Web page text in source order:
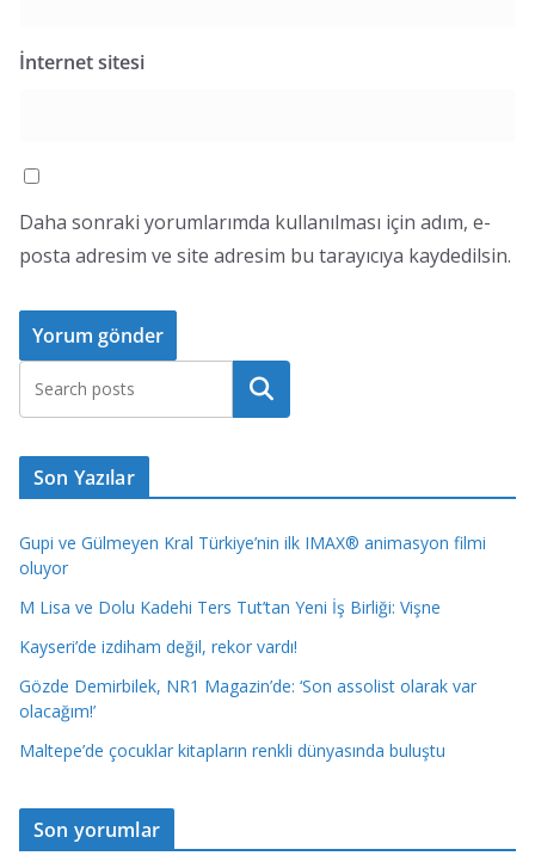
İnternet sitesi
Daha sonraki yorumlarımda kullanılması için adım, e-
posta adresim ve site adresim bu tarayıcıya kaydedilsin.
Ara
Son Yazılar
Gupi ve Gülmeyen Kral Türkiye’nin ilk IMAX® animasyon filmi
oluyor
M Lisa ve Dolu Kadehi Ters Tut’tan Yeni İş Birliği: Vişne
Kayseri’de izdiham değil, rekor vardı!
Gözde Demirbilek, NR1 Magazin’de: ‘Son assolist olarak var
olacağım!’
Maltepe’de çocuklar kitapların renkli dünyasında buluştu
Son yorumlar